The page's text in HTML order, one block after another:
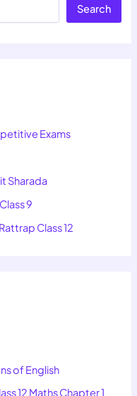
Search
Exams
Sharada
9
Class 12
of English
12 Maths Chapter 1